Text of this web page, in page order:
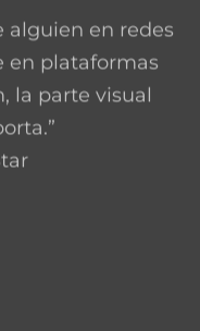
alguien en redes
en plataformas
la parte visual